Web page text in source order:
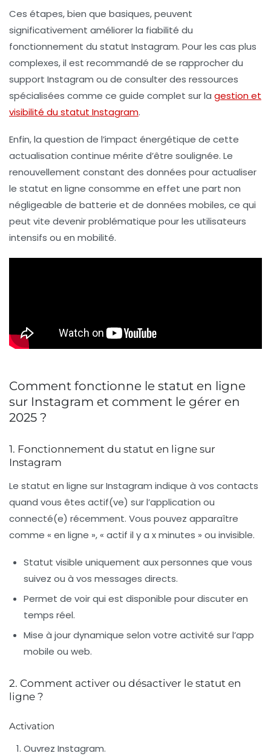
Ces étapes, bien que basiques, peuvent
significativement améliorer la fiabilité du
fonctionnement du statut Instagram. Pour les cas plus
complexes, il est recommandé de se rapprocher du
support Instagram ou de consulter des ressources
spécialisées comme ce guide complet sur la gestion et
visibilité du statut Instagram.
Enfin, la question de l’impact énergétique de cette
actualisation continue mérite d’être soulignée. Le
renouvellement constant des données pour actualiser
le statut en ligne consomme en effet une part non
négligeable de batterie et de données mobiles, ce qui
peut vite devenir problématique pour les utilisateurs
intensifs ou en mobilité.
Comment fonctionne le statut en ligne
sur Instagram et comment le gérer en
2025 ?
1. Fonctionnement du statut en ligne sur
Instagram
Le statut en ligne sur Instagram indique à vos contacts
quand vous êtes actif(ve) sur l’application ou
connecté(e) récemment. Vous pouvez apparaître
comme « en ligne », « actif il y a x minutes » ou invisible.
Statut visible uniquement aux personnes que vous
suivez ou à vos messages directs.
Permet de voir qui est disponible pour discuter en
temps réel.
Mise à jour dynamique selon votre activité sur l’app
mobile ou web.
2. Comment activer ou désactiver le statut en
ligne ?
Activation
Ouvrez Instagram.